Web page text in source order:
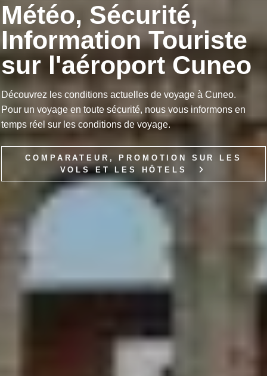
Météo, Sécurité,
Information Touriste
sur l'aéroport Cuneo
Découvrez les conditions actuelles de voyage à Cuneo.
Pour un voyage en toute sécurité, nous vous informons en
temps réel sur les conditions de voyage.
COMPARATEUR, PROMOTION SUR LES
VOLS ET LES HÔTELS